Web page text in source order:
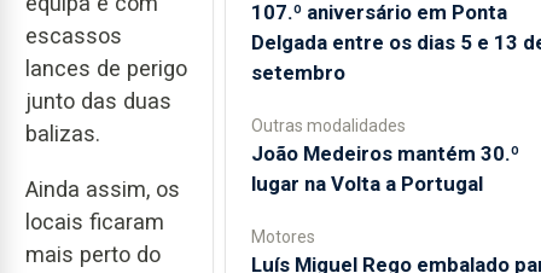
escassos
lances de perigo
junto das duas
balizas.
Ainda assim, os
locais ficaram
mais perto do
107.º aniversário em Ponta
Delgada entre os dias 5 e 13
setembro
Outras modalidades
João Medeiros mantém 30.º
lugar na Volta a Portugal
Motores
Luís Miguel Rego embalado